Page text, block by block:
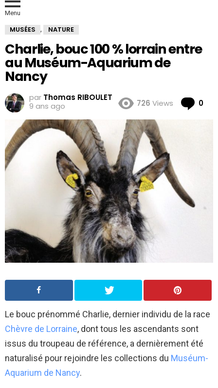
Menu
MUSÉES , NATURE
Charlie, bouc 100 % lorrain entre
au Muséum-Aquarium de
Nancy
par Thomas RIBOULET
9 ans ago
726 Views 0
Le bouc prénommé Charlie, dernier individu de la race
Chèvre de Lorraine, dont tous les ascendants sont
issus du troupeau de référence, a dernièrement été
naturalisé pour rejoindre les collections du Muséum-
Aquarium de Nancy.